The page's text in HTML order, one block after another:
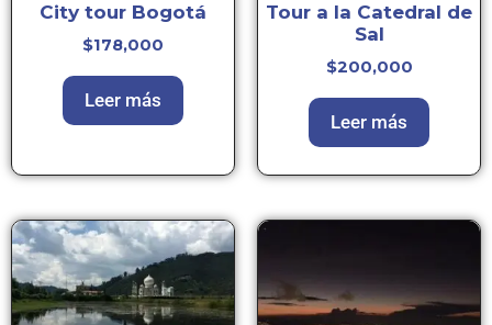
City tour Bogotá
$178,000
Leer más
Tour a la Catedral de
Sal
$200,000
Leer más